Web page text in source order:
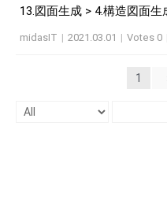
13.図面生成 > 4.構造図面
midasIT | 2021.03.01 | Votes 0
1